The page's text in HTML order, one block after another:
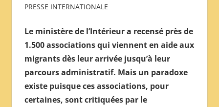
INTERNATIONAL
REVIEW
——
ОБЗОР
МЕЖДУНАРОДНОЙ
ПРЕССЫ
PRESSE INTERNATIONALE
Le ministère de l’Intérieur a recensé près de
1.500 associations qui viennent en aide aux
migrants dès leur arrivée jusqu’à leur
parcours administratif. Mais un paradoxe
existe puisque ces associations, pour
certaines, sont critiquées par le